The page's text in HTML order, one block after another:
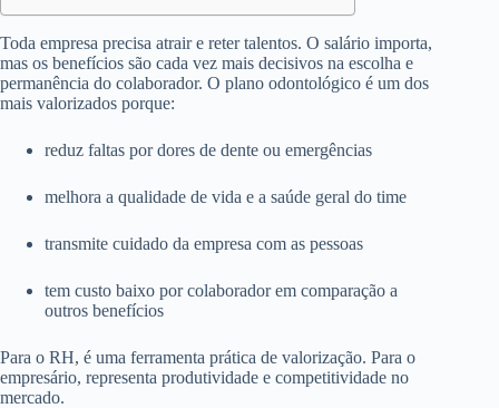
Toda empresa precisa atrair e reter talentos. O salário importa,
mas os benefícios são cada vez mais decisivos na escolha e
permanência do colaborador. O plano odontológico é um dos
mais valorizados porque:
reduz faltas por dores de dente ou emergências
melhora a qualidade de vida e a saúde geral do time
transmite cuidado da empresa com as pessoas
tem custo baixo por colaborador em comparação a
outros benefícios
Para o RH, é uma ferramenta prática de valorização. Para o
empresário, representa produtividade e competitividade no
mercado.